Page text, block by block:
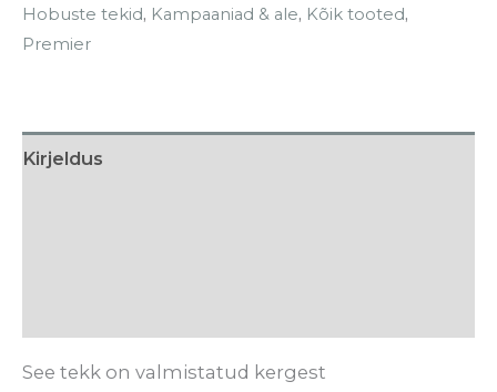
Hobuste tekid, Kampaaniad & ale, Kõik tooted,
Premier
Kirjeldus
See tekk on valmistatud kergest